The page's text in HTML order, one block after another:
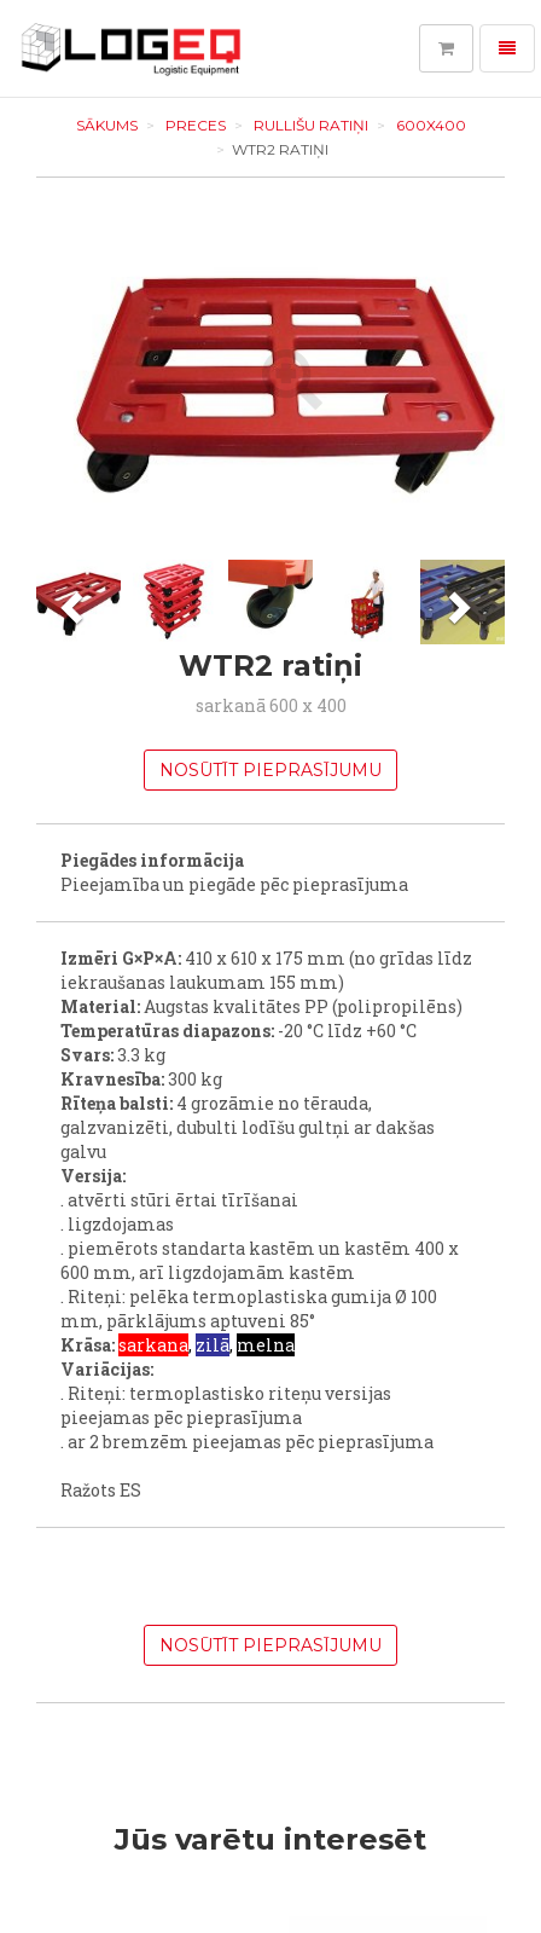
LOGEQ
SĀKUMS PRECES RULLIŠU RATIŅI
600X400
WTR2 RATIŅI
Previous Next
WTR2 ratiņi
sarkanā 600 x 400
NOSŪTĪT PIEPRASĪJUMU
Piegādes informācija
Pieejamība un piegāde pēc pieprasījuma
Izmēri G×P×A: 410 x 610 x 175 mm (no grīdas līdz
iekraušanas laukumam 155 mm)
Material: Augstas kvalitātes PP (polipropilēns)
Temperatūras diapazons: -20 °C līdz +60 °C
Svars:3.3 kg
Kravnesība:300 kg
Rīteņa balsti: 4 grozāmie no tērauda,
galzvanizēti, dubulti lodīšu gultņi ar dakšas
galvu
Versija:
. atvērti stūri ērtai tīrīšanai
. ligzdojamas
. piemērots standarta kastēm un kastēm 400 x
600 mm, arī ligzdojamām kastēm
. Riteņi: pelēka termoplastiska gumija Ø 100
mm, pārklājums aptuveni 85°
Krāsa:sarkana, zilā, melna
Variācijas:
. Riteņi: termoplastisko riteņu versijas
pieejamas pēc pieprasījuma
. ar 2 bremzēm pieejamas pēc pieprasījuma
Ražots ES
NOSŪTĪT PIEPRASĪJUMU
Jūs varētu interesēt